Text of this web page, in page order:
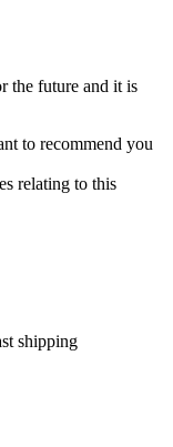
the future and it is
to recommend you
relating to this
shipping